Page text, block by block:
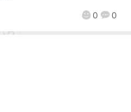
0 0